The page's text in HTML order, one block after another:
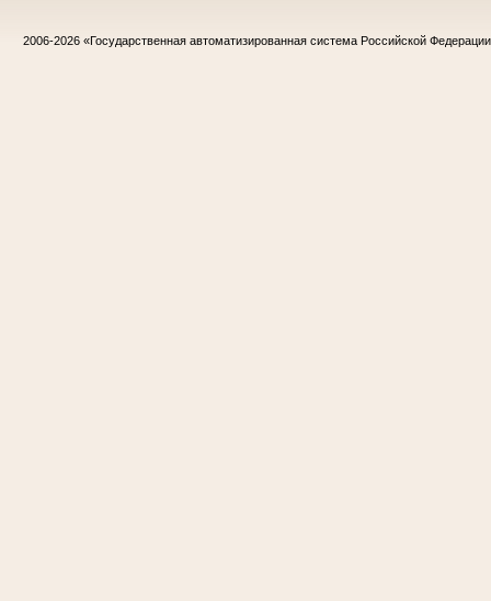
2006-2026 «Государственная автоматизированная система Российской